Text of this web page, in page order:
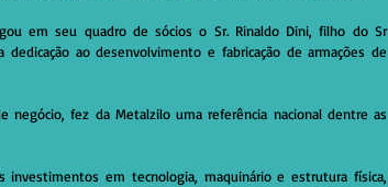
em seu quadro de sócios o Sr. Rinaldo Dini, filho do Sr
ao desenvolvimento e fabricação de armações de
negócio, fez da Metalzilo uma referência nacional dentre as
investimentos em tecnologia, maquinário e estrutura física,